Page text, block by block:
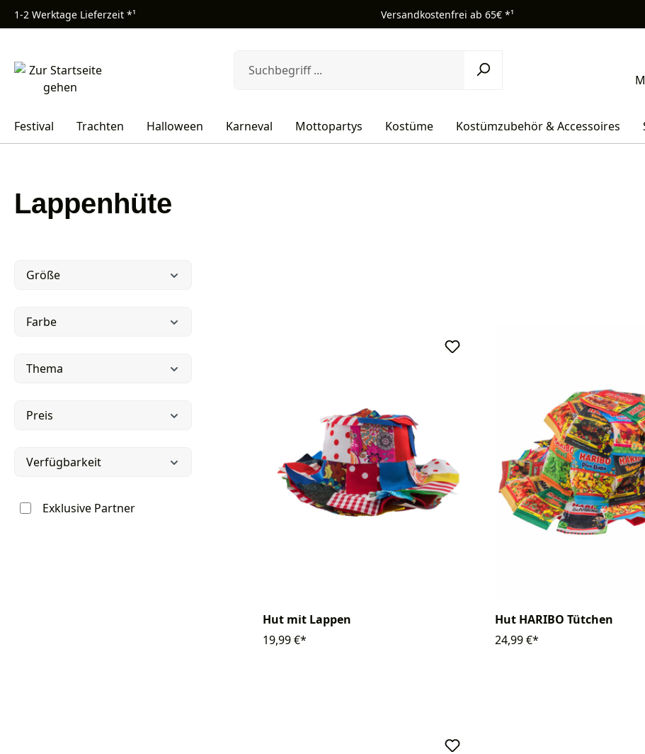
Hauptinhalt springen
Zur Suche springen
Zur Hauptnavigation springen
1-2 Werktage Lieferzeit *¹ Versandkostenfrei ab 65€ *¹
Festival Trachten Halloween Karneval Mottopartys Kostüme Kostümzubehör & Accessoires
Lappenhüte
Größe
Farbe
Thema
Preis
Verfügbarkeit
Exklusive Partner
Hut mit Lappen
19,99 €*
Hut HARIBO Tütchen
24,99 €*